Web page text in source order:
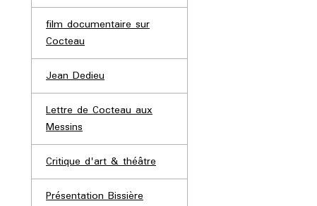
film documentaire sur
Cocteau
Jean Dedieu
Lettre de Cocteau aux
Messins
Critique d'art & théâtre
Présentation Bissière